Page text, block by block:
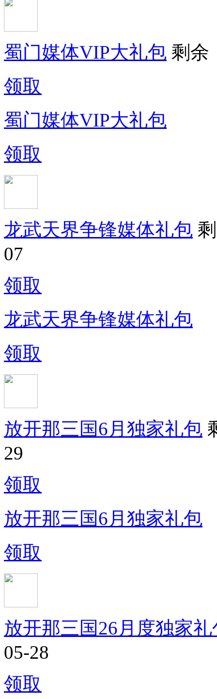
蜀门媒体VIP大礼包 剩余
领取
蜀门媒体VIP大礼包
领取
龙武天界争锋媒体礼包
07
领取
龙武天界争锋媒体礼包
领取
放开那三国6月独家礼包
29
领取
放开那三国6月独家礼包
领取
放开那三国26月度独家礼
05-28
领取